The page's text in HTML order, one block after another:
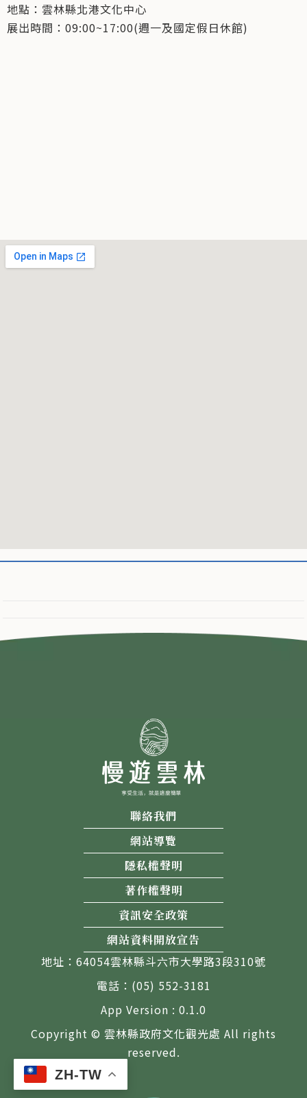
ZH-TW
地點：雲林縣北港文化中心
展出時間：09:00~17:00(週一及國定假日休館)
聯絡我們
網站導覽
隱私權聲明
著作權聲明
資訊安全政策
網站資料開放宣告
地址：64054雲林縣斗六市大學路3段310號
電話：(05) 552-3181
App Version : 0.1.0
Copyright © 雲林縣政府文化觀光處 All rights
reserved.